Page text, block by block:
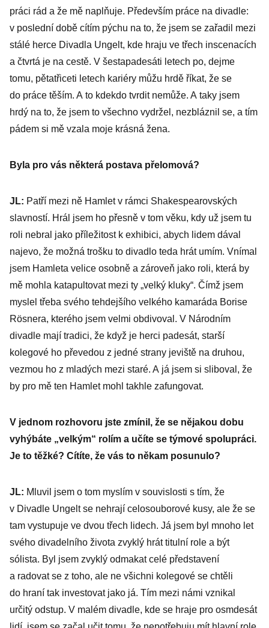
práci rád a že mě naplňuje. Především práce na divadle:
v poslední době cítím pýchu na to, že jsem se zařadil mezi
stálé herce Divadla Ungelt, kde hraju ve třech inscenacích
a čtvrtá je na cestě. V šestapadesáti letech po, dejme
tomu, pětatřiceti letech kariéry můžu hrdě říkat, že se
do práce těším. A to kdekdo tvrdit nemůže. A taky jsem
hrdý na to, že jsem to všechno vydržel, nezbláznil se, a tím
pádem si mě vzala moje krásná žena.
Byla pro vás některá postava přelomová?
JL: Patří mezi ně Hamlet v rámci Shakespearovských
slavností. Hrál jsem ho přesně v tom věku, kdy už jsem tu
roli nebral jako příležitost k exhibici, abych lidem dával
najevo, že možná trošku to divadlo teda hrát umím. Vnímal
jsem Hamleta velice osobně a zároveň jako roli, která by
mě mohla katapultovat mezi ty „velký kluky“. Čímž jsem
myslel třeba svého tehdejšího velkého kamaráda Borise
Rösnera, kterého jsem velmi obdivoval. V Národním
divadle mají tradici, že když je herci padesát, starší
kolegové ho převedou z jedné strany jeviště na druhou,
vezmou ho z mladých mezi staré. A já jsem si sliboval, že
by pro mě ten Hamlet mohl takhle zafungovat.
V jednom rozhovoru jste zmínil, že se nějakou dobu
vyhýbáte „velkým“ rolím a učíte se týmové spolupráci.
Je to těžké? Cítíte, že vás to někam posunulo?
JL: Mluvil jsem o tom myslím v souvislosti s tím, že
v Divadle Ungelt se nehrají celosouborové kusy, ale že se
tam vystupuje ve dvou třech lidech. Já jsem byl mnoho let
svého divadelního života zvyklý hrát titulní role a být
sólista. Byl jsem zvyklý odmakat celé představení
a radovat se z toho, ale ne všichni kolegové se chtěli
do hraní tak investovat jako já. Tím mezi námi vznikal
určitý odstup. V malém divadle, kde se hraje pro osmdesát